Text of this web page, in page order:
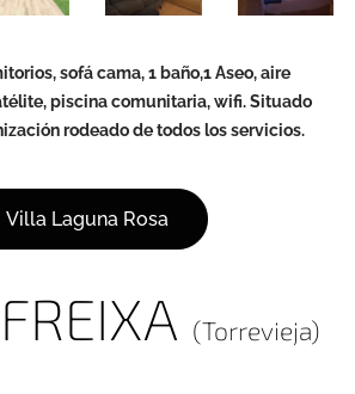
sofá cama, 1 baño,1 Aseo, aire
piscina comunitaria, wifi. Situado
rodeado de todos los servicios.
Villa Laguna Rosa
(Torrevieja)